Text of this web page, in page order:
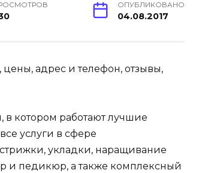
ОПУБЛИКОВАНО
04.08.2017
цены, адрес и телефон, отзывы,
котором работают лучшие
услуги в сфере
укладки, наращивание
и педикюр, а также комплексный